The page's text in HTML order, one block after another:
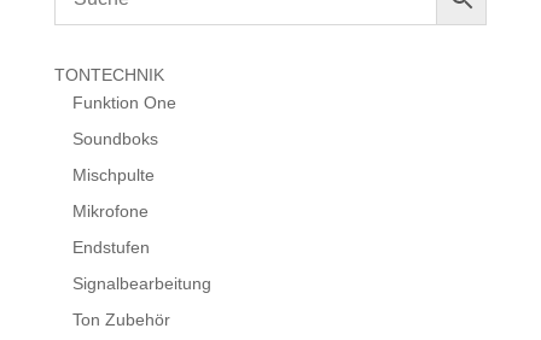
TONTECHNIK
Funktion One
Soundboks
Mischpulte
Mikrofone
Endstufen
Signalbearbeitung
Ton Zubehör